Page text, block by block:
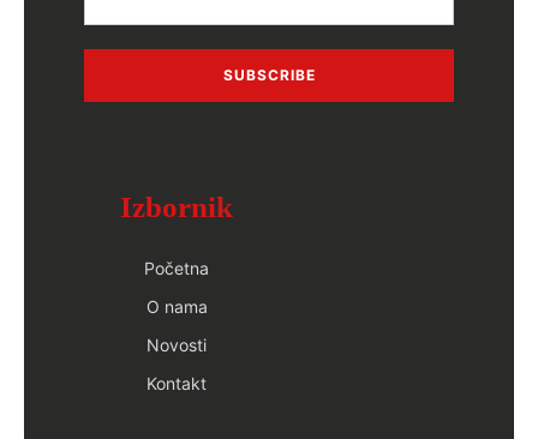
SUBSCRIBE
Izbornik
Početna
O nama
Novosti
Kontakt